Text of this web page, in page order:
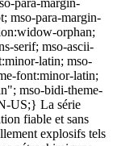
para-margin-
mso-para-margin-
orphan;
serif; mso-ascii-
latin; mso-
font:minor-latin;
mso-bidi-theme-
US;} La série
fiable et sans
explosifs tels